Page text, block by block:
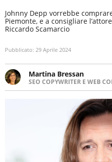
Johnny Depp vorrebbe
Piemonte, e a consigliare
Riccardo Scamarcio
Pubblicato: 29 Aprile 2024
Martina Bressan
SEO COPYWRITER E WEB
Appassionata di viaggi,
scoprire nuovi posti e
determinata e
soprattutto scrivere.